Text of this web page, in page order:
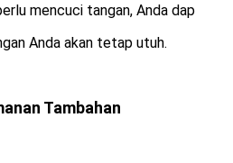
mencuci tangan, Anda dap
Anda akan tetap utuh.
Tambahan